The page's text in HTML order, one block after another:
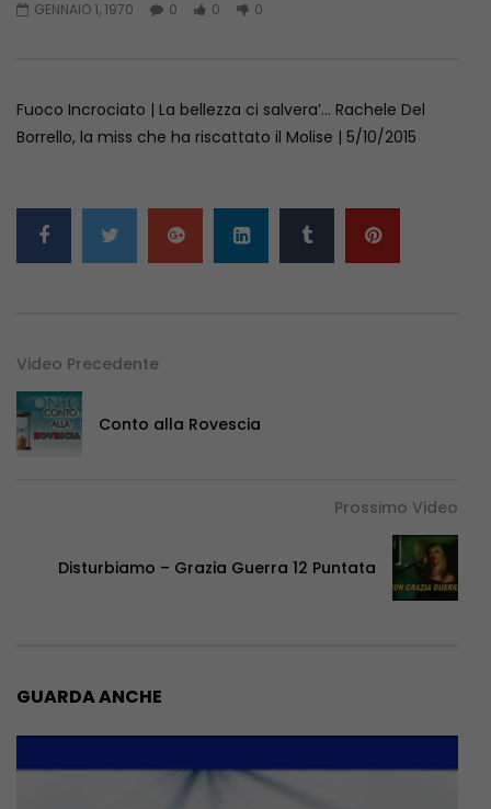
GENNAIO 1, 1970 0 0 0
Fuoco Incrociato | La bellezza ci salvera’… Rachele Del
Borrello, la miss che ha riscattato il Molise | 5/10/2015
Video Precedente
Conto alla Rovescia
Prossimo Video
Disturbiamo – Grazia Guerra 12 Puntata
GUARDA ANCHE